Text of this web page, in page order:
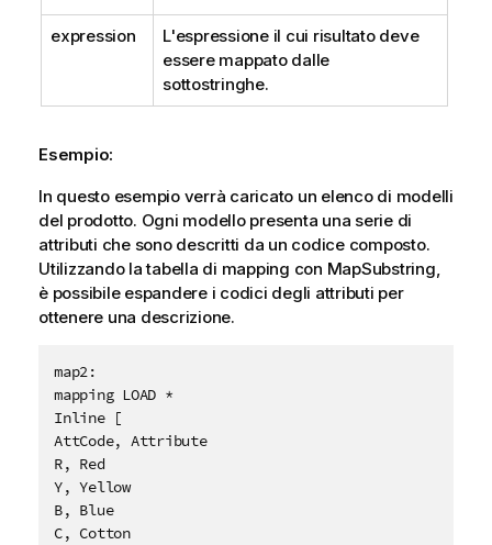
i
s
o
expression
L'espressione il cui risultato deve
essere mappato dalle
sottostringhe.
Esempio:
In questo esempio verrà caricato un elenco di modelli
del prodotto. Ogni modello presenta una serie di
attributi che sono descritti da un codice composto.
Utilizzando la tabella di mapping con MapSubstring,
è possibile espandere i codici degli attributi per
ottenere una descrizione.
map2:
mapping LOAD *
Inline [
AttCode, Attribute
R, Red
Y, Yellow
B, Blue
C, Cotton